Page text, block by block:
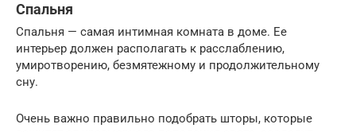
Спальня
Спальня — самая интимная комната в доме. Ее
интерьер должен располагать к расслаблению,
умиротворению, безмятежному и продолжительному
сну.
Очень важно правильно подобрать шторы, которые